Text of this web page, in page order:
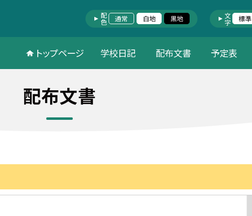
配色 通常 白地 黒地 文字 標準
トップページ 学校日記 配布文書 予定表
配布文書